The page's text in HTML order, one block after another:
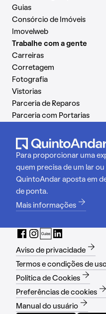
Guias
Consórcio de Imóveis
Imovelweb
Trabalhe com a gente
Carreiras
Corretagem
Fotografia
Vistorias
Parceria de Reparos
Parceria com Portarias
Para proporcionar uma
quem precisa de um lar
QuintoAndar aposta em
de ponta.
Mais informações
Aviso de privacidade
Termos e condições de
Política de Cookies
Preferências de cookies
Manual do usuário